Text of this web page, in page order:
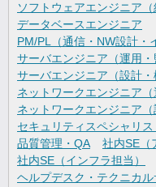
ソフトウェアエンジニア
データベースエンジニア
PM/PL（通信・NW設計・
サーバエンジニア（運用・
サーバエンジニア（設計・
ネットワークエンジニア（
ネットワークエンジニア（
セキュリティスペシャリス
品質管理・QA
社内SE（
社内SE（インフラ担当）
ヘルプデスク・テクニカル